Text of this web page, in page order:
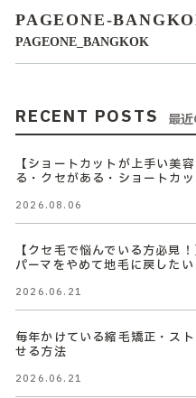
PAGEONE-
PAGEONE_BANGKOK
RECENT POSTS 最
【ショートカットが上手い美
る・クセがある・ショートカ
2026.08.06
【クセ毛で悩んでいる方必見
パーマをやめて地毛に戻したい
2026.06.21
毎年かけている縮毛矯正・ス
せる方法
2026.06.21